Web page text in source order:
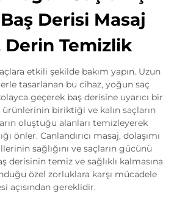
Derisi Masaj
Derin Temizlik
etkili şekilde bakım yapın. Uzun
tasarlanan bu cihaz, yoğun saç
geçerek baş derisine uyarıcı bir
biriktiği ve kalın saçların
oluştuğu alanları temizleyerek
önler. Canlandırıcı masaj, dolaşımı
sağlığını ve saçların gücünü
derisinin temiz ve sağlıklı kalmasına
özel zorluklara karşı mücadele
açısından gereklidir.